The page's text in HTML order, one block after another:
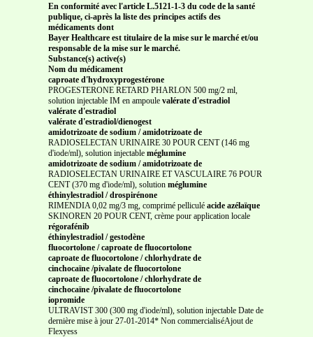
En conformité avec l'article L.5121-1-3 du code de la santé
publique, ci-après la liste des principes actifs des
médicaments dont
Bayer Healthcare est titulaire de la mise sur le marché et/ou
responsable de la mise sur le marché.
Substance(s) active(s)
Nom du médicament
caproate d'hydroxyprogestérone
PROGESTERONE RETARD PHARLON 500 mg/2 ml,
solution injectable IM en ampoule valérate d'estradiol
valérate d'estradiol
valérate d'estradiol/dienogest
amidotrizoate de sodium / amidotrizoate de
RADIOSELECTAN URINAIRE 30 POUR CENT (146 mg
d'iode/ml), solution injectable méglumine
amidotrizoate de sodium / amidotrizoate de
RADIOSELECTAN URINAIRE ET VASCULAIRE 76 POUR
CENT (370 mg d'iode/ml), solution méglumine
éthinylestradiol / drospirénone
RIMENDIA 0,02 mg/3 mg, comprimé pelliculé acide azélaïque
SKINOREN 20 POUR CENT, crème pour application locale
régorafénib
éthinylestradiol / gestodène
fluocortolone / caproate de fluocortolone
caproate de fluocortolone / chlorhydrate de
cinchocaïne /pivalate de fluocortolone
caproate de fluocortolone / chlorhydrate de
cinchocaïne /pivalate de fluocortolone
iopromide
ULTRAVIST 300 (300 mg d'iode/ml), solution injectable Date de
dernière mise à jour 27-01-2014* Non commercialiséAjout de
Flexyess